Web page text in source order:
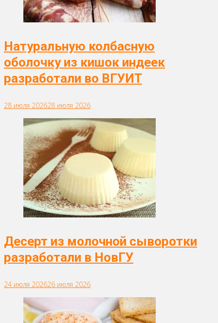
Натуральную колбасную
оболочку из кишок индеек
разработали во ВГУИТ
28 июля 202628 июля 2026
Десерт из молочной сыворотки
разработали в НовГУ
24 июля 202626 июля 2026